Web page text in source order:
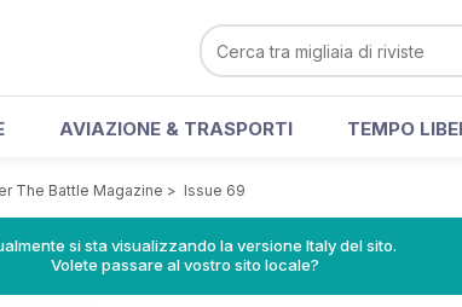
AVIAZIONE & TRASPORTI TEMPO
The Battle Magazine > Issue 69
si sta visualizzando la versione Italy del sito.
Volete passare al vostro sito locale?